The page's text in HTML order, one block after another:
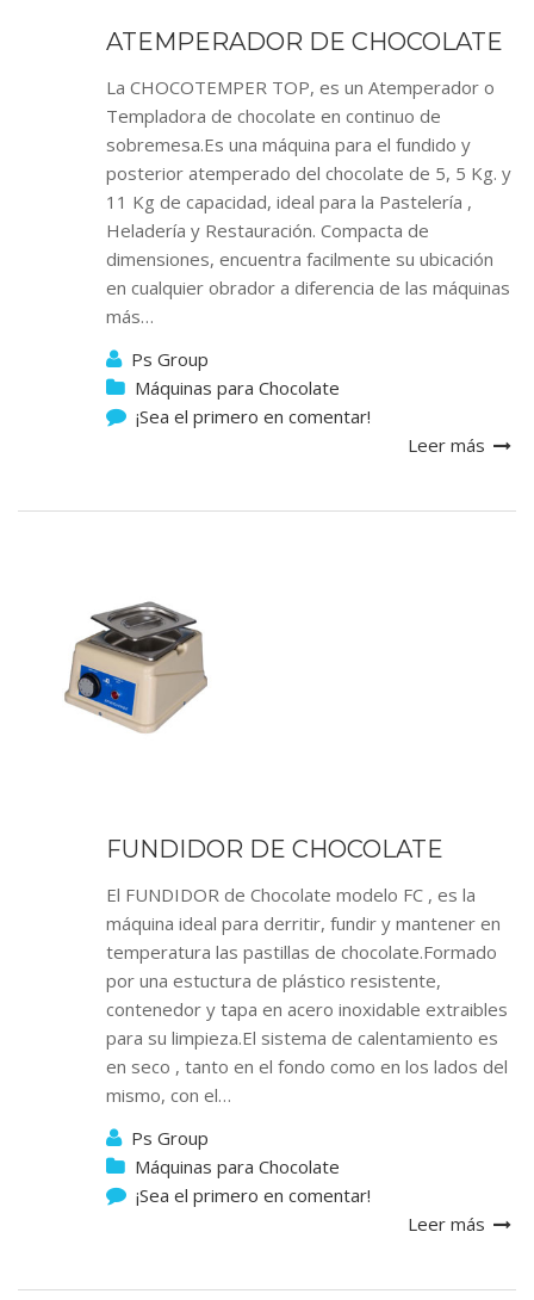
ATEMPERADOR DE CHOCOLATE
La CHOCOTEMPER TOP, es un Atemperador o
Templadora de chocolate en continuo de
sobremesa.Es una máquina para el fundido y
posterior atemperado del chocolate de 5, 5 Kg. y
11 Kg de capacidad, ideal para la Pastelería ,
Heladería y Restauración. Compacta de
dimensiones, encuentra facilmente su ubicación
en cualquier obrador a diferencia de las máquinas
más…
Ps Group
Máquinas para Chocolate
¡Sea el primero en comentar!
Leer más
FUNDIDOR DE CHOCOLATE
El FUNDIDOR de Chocolate modelo FC , es la
máquina ideal para derritir, fundir y mantener en
temperatura las pastillas de chocolate.Formado
por una estuctura de plástico resistente,
contenedor y tapa en acero inoxidable extraibles
para su limpieza.El sistema de calentamiento es
en seco , tanto en el fondo como en los lados del
mismo, con el…
Ps Group
Máquinas para Chocolate
¡Sea el primero en comentar!
Leer más